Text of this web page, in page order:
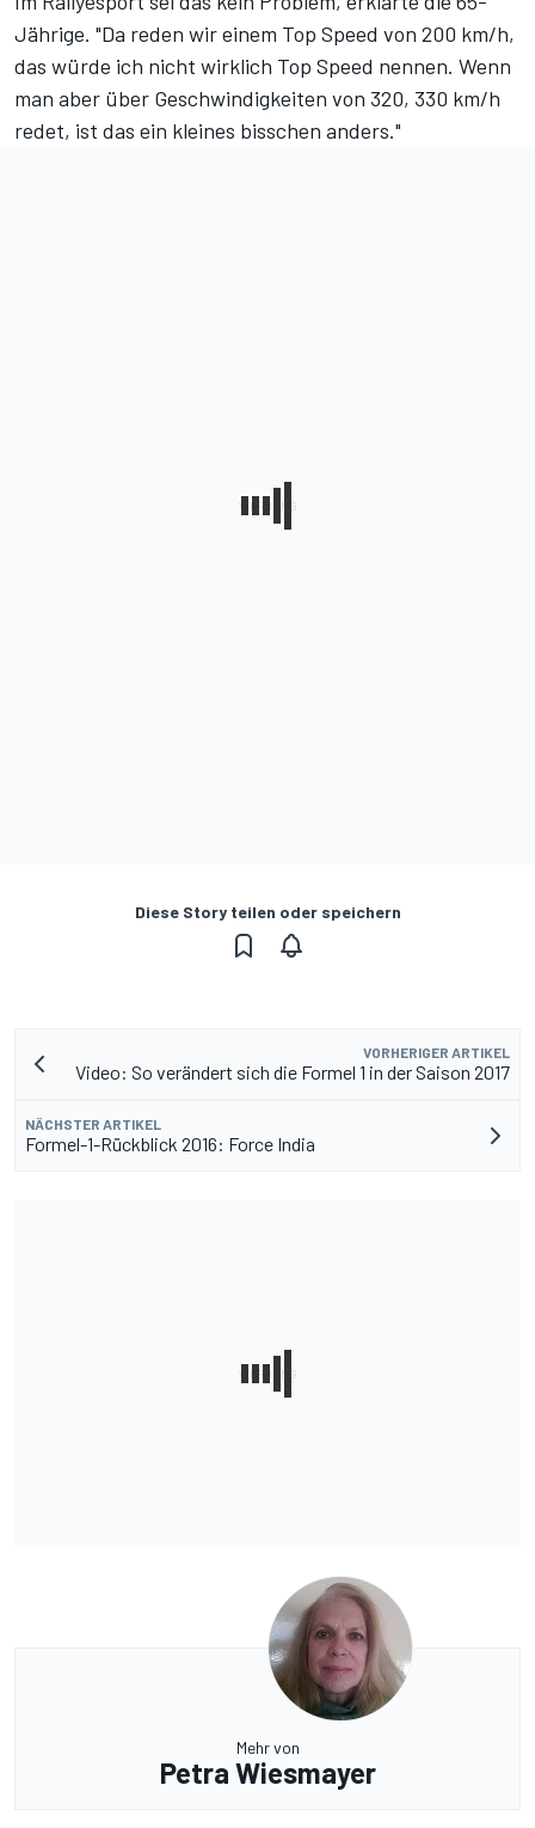
Jährige. "Da reden wir einem Top Speed von 200 km/h,
das würde ich nicht wirklich Top Speed nennen. Wenn
man aber über Geschwindigkeiten von 320, 330 km/h
redet, ist das ein kleines bisschen anders."
Diese Story teilen oder speichern
VORHERIGER ARTIKEL
Video: So verändert sich die Formel 1 in der Saison 2017
NÄCHSTER ARTIKEL
Formel-1-Rückblick 2016: Force India
Mehr von
Petra Wiesmayer